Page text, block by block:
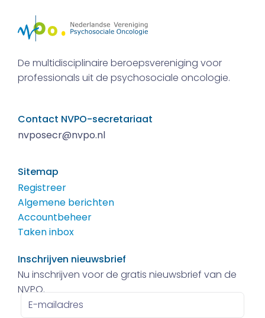
De multidisciplinaire beroepsvereniging voor
professionals uit de psychosociale oncologie.
Contact NVPO-secretariaat
nvposecr@nvpo.nl
Sitemap
Registreer
Algemene berichten
Accountbeheer
Taken inbox
Inschrijven nieuwsbrief
Nu inschrijven voor de gratis nieuwsbrief van de
NVPO.
E-
mailadres